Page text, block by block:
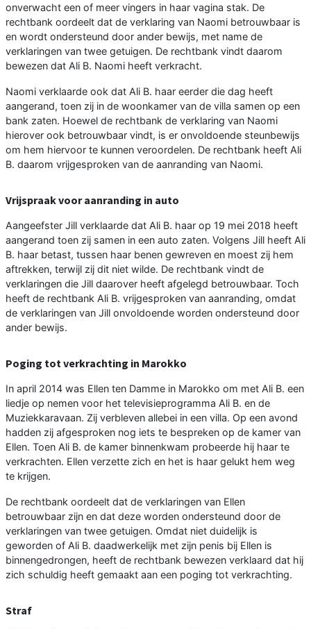
onverwacht een of meer vingers in haar vagina stak. De
rechtbank oordeelt dat de verklaring van Naomi betrouwbaar is
en wordt ondersteund door ander bewijs, met name de
verklaringen van twee getuigen. De rechtbank vindt daarom
bewezen dat Ali B. Naomi heeft verkracht.
Naomi verklaarde ook dat Ali B. haar eerder die dag heeft
aangerand, toen zij in de woonkamer van de villa samen op een
bank zaten. Hoewel de rechtbank de verklaring van Naomi
hierover ook betrouwbaar vindt, is er onvoldoende steunbewijs
om hem hiervoor te kunnen veroordelen. De rechtbank heeft Ali
B. daarom vrijgesproken van de aanranding van Naomi.
Vrijspraak voor aanranding in auto
Aangeefster Jill verklaarde dat Ali B. haar op 19 mei 2018 heeft
aangerand toen zij samen in een auto zaten. Volgens Jill heeft Ali
B. haar betast, tussen haar benen gewreven en moest zij hem
aftrekken, terwijl zij dit niet wilde. De rechtbank vindt de
verklaringen die Jill daarover heeft afgelegd betrouwbaar. Toch
heeft de rechtbank Ali B. vrijgesproken van aanranding, omdat
de verklaringen van Jill onvoldoende worden ondersteund door
ander bewijs.
Poging tot verkrachting in Marokko
In april 2014 was Ellen ten Damme in Marokko om met Ali B. een
liedje op nemen voor het televisieprogramma Ali B. en de
Muziekkaravaan. Zij verbleven allebei in een villa. Op een avond
hadden zij afgesproken nog iets te bespreken op de kamer van
Ellen. Toen Ali B. de kamer binnenkwam probeerde hij haar te
verkrachten. Ellen verzette zich en het is haar gelukt hem weg
te krijgen.
De rechtbank oordeelt dat de verklaringen van Ellen
betrouwbaar zijn en dat deze worden ondersteund door de
verklaringen van twee getuigen. Omdat niet duidelijk is
geworden of Ali B. daadwerkelijk met zijn penis bij Ellen is
binnengedrongen, heeft de rechtbank bewezen verklaard dat hij
zich schuldig heeft gemaakt aan een poging tot verkrachting.
Straf